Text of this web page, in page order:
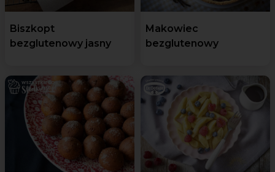
Biszkopt
bezglutenowy jasny
Makowiec
bezglutenowy